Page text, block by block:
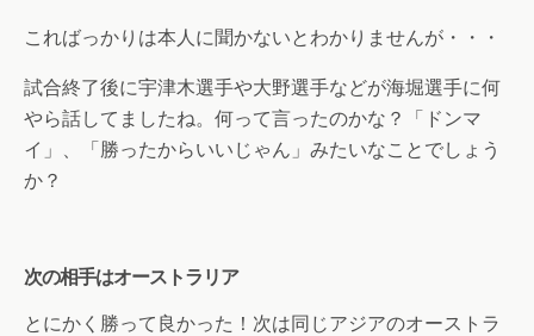
こればっかりは本人に聞かないとわかりませんが・・・
試合終了後に宇津木選手や大野選手などが海堀選手に何
やら話してましたね。何って言ったのかな？「ドンマ
イ」、「勝ったからいいじゃん」みたいなことでしょう
か？
次の相手はオーストラリア
とにかく勝って良かった！次は同じアジアのオーストラ